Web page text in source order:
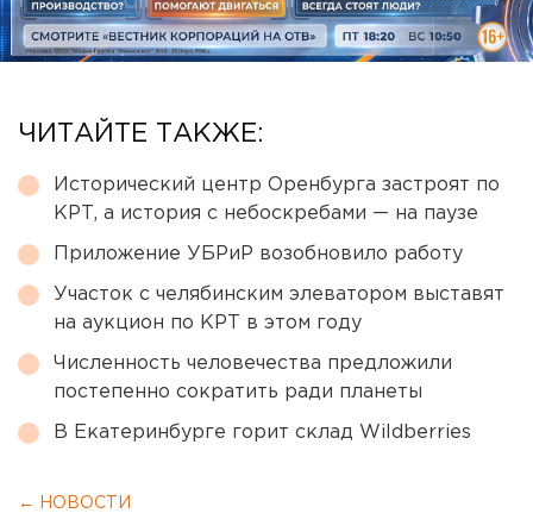
ЧИТАЙТЕ ТАКЖЕ:
Исторический центр Оренбурга застроят по
КРТ, а история с небоскребами — на паузе
Приложение УБРиР возобновило работу
Участок с челябинским элеватором выставят
на аукцион по КРТ в этом году
Численность человечества предложили
постепенно сократить ради планеты
В Екатеринбурге горит склад Wildberries
← НОВОСТИ